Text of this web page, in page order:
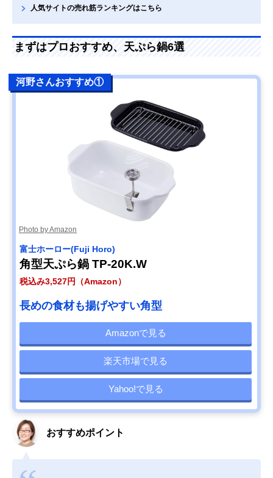
人気サイトの売れ筋ランキングはこちら
まずはプロおすすめ、天ぷら鍋6選
河野さんおすすめ①
Photo by Amazon
‎富士ホーロー(Fuji Horo)
角型天ぷら鍋 TP-20K.W
税込み3,527円（Amazon）
長めの食材も揚げやすい角型
Amazonで見る
楽天市場で見る
Yahoo!で見る
おすすめポイント